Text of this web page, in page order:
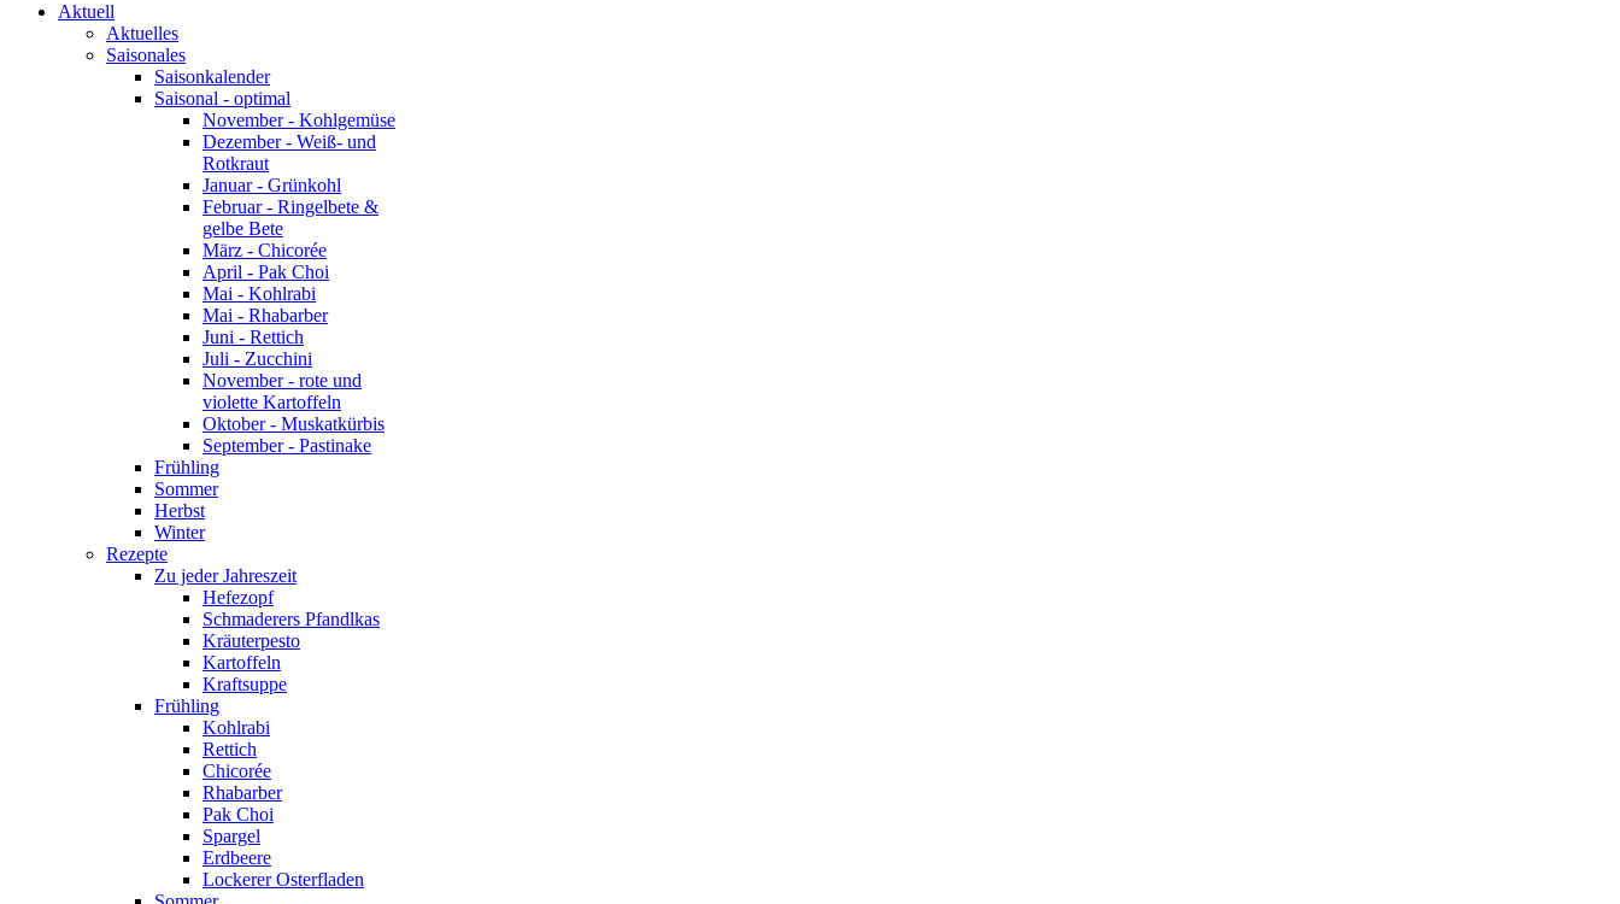
Aktuell
Aktuelles
Saisonales
Saisonkalender
Saisonal - optimal
November - Kohlgemüse
Dezember - Weiß- und
Rotkraut
Januar - Grünkohl
Februar - Ringelbete &
gelbe Bete
März - Chicorée
April - Pak Choi
Mai - Kohlrabi
Mai - Rhabarber
Juni - Rettich
Juli - Zucchini
November - rote und
violette Kartoffeln
Oktober - Muskatkürbis
September - Pastinake
Frühling
Sommer
Herbst
Winter
Rezepte
Zu jeder Jahreszeit
Hefezopf
Schmaderers Pfandlkas
Kräuterpesto
Kartoffeln
Kraftsuppe
Frühling
Kohlrabi
Rettich
Chicorée
Rhabarber
Pak Choi
Spargel
Erdbeere
Lockerer Osterfladen